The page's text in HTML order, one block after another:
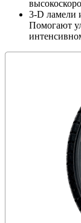
3-D ламели
Помогают